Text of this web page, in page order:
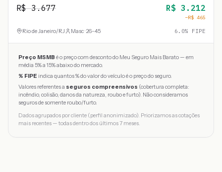
R$3.677 R$ 3.212
−R$ 465
Rio de Janeiro/RJ Masc · 26-45 6.0% FIPE
Preço MSMB é o preço com desconto do Meu Seguro Mais Barato — em
média 5% a 15% abaixo do mercado.
% FIPE indica quantos % do valor do veículo é o preço do seguro.
Valores referentes a seguros compreensivos (cobertura completa:
incêndio, colisão, danos da natureza, roubo e furto). Não consideramos
seguros de somente roubo/furto.
Dados agrupados por cliente (perfil anonimizado). Priorizamos as cotações
mais recentes — todas dentro dos últimos 7 meses.